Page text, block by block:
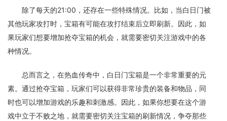
除了每天的21:00，还存在一些特殊情况。比如，当白日门被
其他玩家攻打时，宝箱有可能在攻打结束后立即刷新。因此，如
果玩家们想要增加抢夺宝箱的机会，就需要密切关注游戏中的各
种情况。
总而言之，在热血传奇中，白日门宝箱是一个非常重要的元
素。通过抢夺宝箱，玩家们可以获得非常珍贵的装备和物品，同
时也可以增加游戏的乐趣和刺激感。因此，如果你想要在这个游
戏中立于不败之地，就需要密切关注宝箱的刷新情况，争夺那些